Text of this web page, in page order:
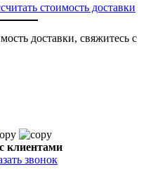
стоимость доставки
доставки, свяжитесь с
клиентами
звонок